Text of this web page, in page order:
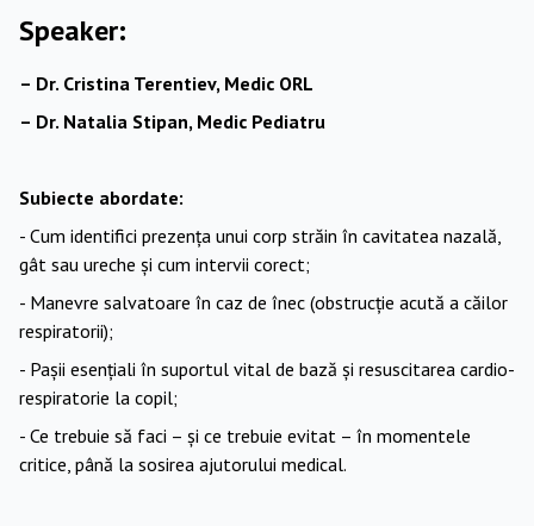
Speaker:
– Dr. Cristina Terentiev, Medic ORL
– Dr. Natalia Stipan, Medic Pediatru
Subiecte abordate:
- Cum identifici prezența unui corp străin în cavitatea nazală,
gât sau ureche și cum intervii corect;
- Manevre salvatoare în caz de înec (obstrucție acută a căilor
respiratorii);
- Pașii esențiali în suportul vital de bază și resuscitarea cardio-
respiratorie la copil;
- Ce trebuie să faci – și ce trebuie evitat – în momentele
critice, până la sosirea ajutorului medical.